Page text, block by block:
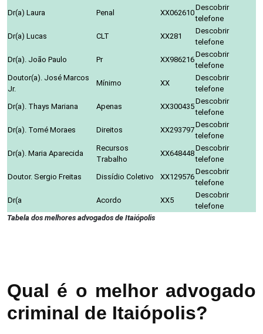
Dr(a) Laura
Penal XX062610
Descobrir
telefone
Dr(a) Lucas
CLT XX281
Descobrir
telefone
Dr(a). João Paulo
Pr XX986216
Descobrir
telefone
Doutor(a). José Marcos
Jr.
Mínimo XX
Descobrir
telefone
Dr(a). Thays Mariana
Apenas XX300435
Descobrir
telefone
Dr(a). Tomé Moraes
Direitos XX293797
Descobrir
telefone
Dr(a). Maria Aparecida
Recursos
Trabalho
XX648448
Descobrir
telefone
Doutor. Sergio Freitas
Dissídio Coletivo XX129576
Descobrir
telefone
Dr(a
Acordo XX5
Descobrir
telefone
Tabela dos melhores advogados de Itaiópolis
Qual é o melhor advogado
criminal de Itaiópolis?